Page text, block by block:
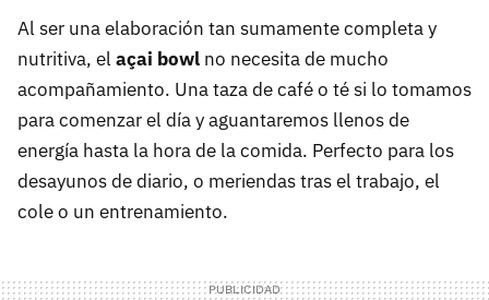
Al ser una elaboración tan sumamente completa y
nutritiva, el açai bowl no necesita de mucho
acompañamiento. Una taza de café o té si lo tomamos
para comenzar el día y aguantaremos llenos de
energía hasta la hora de la comida. Perfecto para los
desayunos de diario, o meriendas tras el trabajo, el
cole o un entrenamiento.